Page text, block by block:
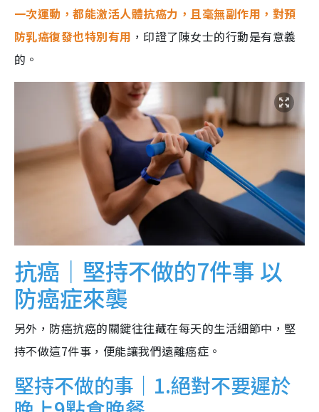
一次運動，都能激活人體抗癌力，且毫無副作用，對預
防乳癌復發也特別有用 ，印證了陳女士的行動是有意義
的。
抗癌｜堅持不做的7件事 以
防癌症來襲
另外，防癌抗癌的關鍵往往藏在每天的生活細節中，堅
持不做這7件事，便能讓我們遠離癌症。
堅持不做的事｜1.絕對不要遲於